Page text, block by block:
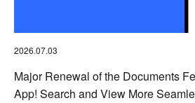
2026.07.03
Major Renewal of the Documents
App! Search and View More